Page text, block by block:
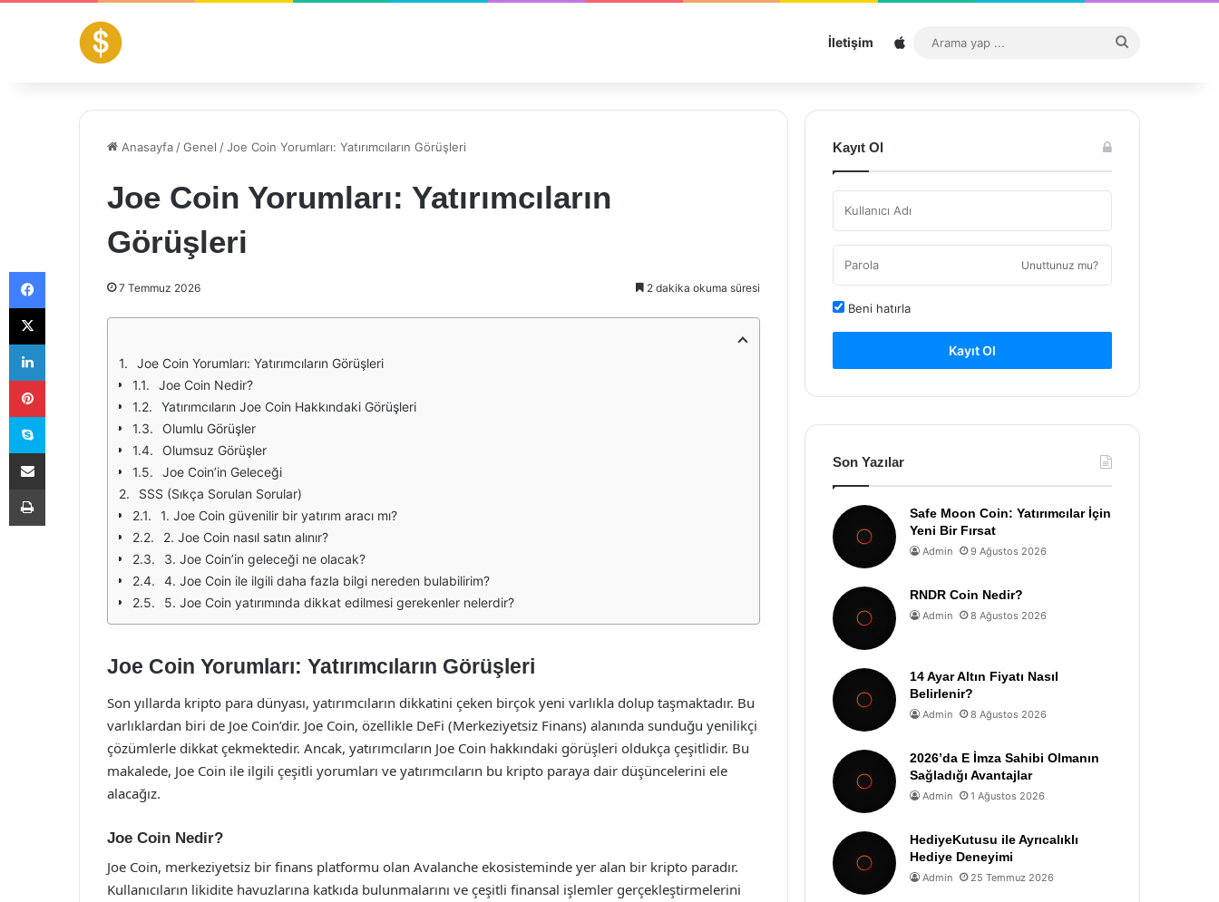
İletişim Sitemap
...
Anasayfa /Genel /Joe Coin Yorumları: Yatırımcıların Görüşleri
Joe Coin Yorumları: Yatırımcıların
Görüşleri
7 Temmuz 2026 2 dakika okuma süresi
Joe Coin Yorumları: Yatırımcıların Görüşleri
Joe Coin Nedir?
Yatırımcıların Joe Coin Hakkındaki Görüşleri
Olumlu Görüşler
Olumsuz Görüşler
Joe Coin’in Geleceği
SSS (Sıkça Sorulan Sorular)
1. Joe Coin güvenilir bir yatırım aracı mı?
2. Joe Coin nasıl satın alınır?
3. Joe Coin’in geleceği ne olacak?
4. Joe Coin ile ilgili daha fazla bilgi nereden bulabilirim?
5. Joe Coin yatırımında dikkat edilmesi gerekenler nelerdir?
Joe Coin Yorumları: Yatırımcıların Görüşleri
Son yıllarda kripto para dünyası, yatırımcıların dikkatini çeken birçok yeni varlıkla dolup taşmaktadır. Bu
varlıklardan biri de Joe Coin’dir. Joe Coin, özellikle DeFi (Merkeziyetsiz Finans) alanında sunduğu yenilikçi
çözümlerle dikkat çekmektedir. Ancak, yatırımcıların Joe Coin hakkındaki görüşleri oldukça çeşitlidir. Bu
makalede, Joe Coin ile ilgili çeşitli yorumları ve yatırımcıların bu kripto paraya dair düşüncelerini ele
alacağız.
Joe Coin Nedir?
Joe Coin, merkeziyetsiz bir finans platformu olan Avalanche ekosisteminde yer alan bir kripto paradır.
Kullanıcıların likidite havuzlarına katkıda bulunmalarını ve çeşitli finansal işlemler gerçekleştirmelerini
Kayıt Ol
Unuttunuz mu?
Beni hatırla
Kayıt Ol
Son Yazılar
Safe Moon Coin: Yatırımcılar İçin
Yeni Bir Fırsat
Admin 9 Ağustos 2026
RNDR Coin Nedir?
Admin 8 Ağustos 2026
14 Ayar Altın Fiyatı Nasıl
Belirlenir?
Admin 8 Ağustos 2026
2026’da E İmza Sahibi Olmanın
Sağladığı Avantajlar
Admin 1 Ağustos 2026
HediyeKutusu ile Ayrıcalıklı
Hediye Deneyimi
Admin 25 Temmuz 2026
Facebook
X
LinkedIn
Pinterest
Skype
E-Posta ile paylaş